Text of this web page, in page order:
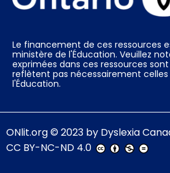
Le financement de ces ressources
ministère de l'Éducation. Veuillez
exprimées dans ces ressources
reflètent pas nécessairement
l'Éducation.
ONlit.org© 2023 by Dyslexia
CC BY-NC-ND 4.0